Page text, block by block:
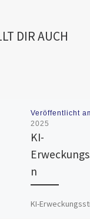
DIR AUCH
Veröffentlicht
2025
KI-
n
KI-